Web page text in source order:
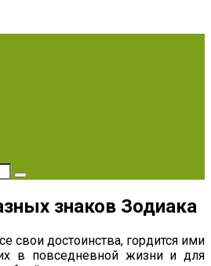
знаков Зодиака
свои достоинства, гордится ими
в повседневной жизни и для